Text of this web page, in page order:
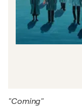
"Coming"